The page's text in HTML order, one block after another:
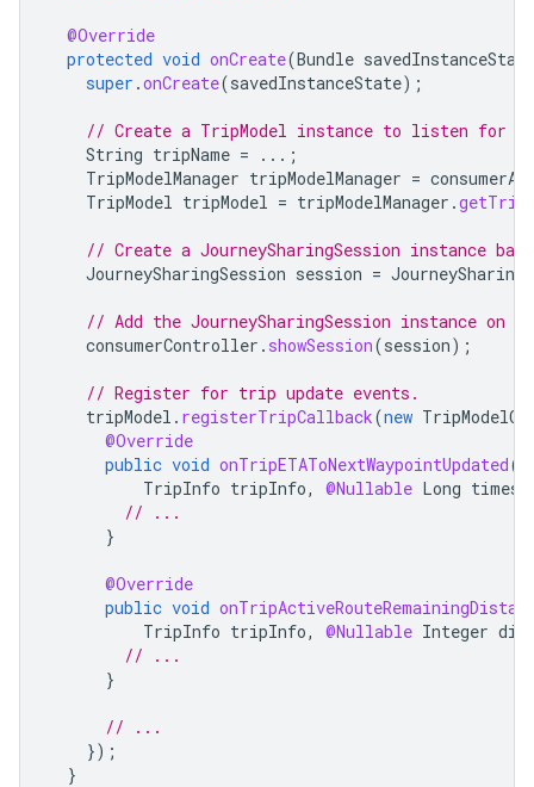
@Override
protected void onCreate(Bundle savedInstanceState
super .onCreate(savedInstanceState);
// Create a TripModel instance to listen for
String tripName =
...;
TripModelManager tripModelManager =
TripModel tripModel = tripModelManager .
// Create a JourneySharingSession instance
JourneySharingSession session =
// Add the JourneySharingSession instance on
consumerController . showSession(session);
// Register for trip update events.
tripModel . registerTripCallback(new
@Override
public void onTripETAToNextWaypointUpdated(
TripInfo tripInfo, @Nullable Long
// ...
}
@Override
public void
TripInfo tripInfo, @Nullable Integer
// ...
}
// ...
});
}